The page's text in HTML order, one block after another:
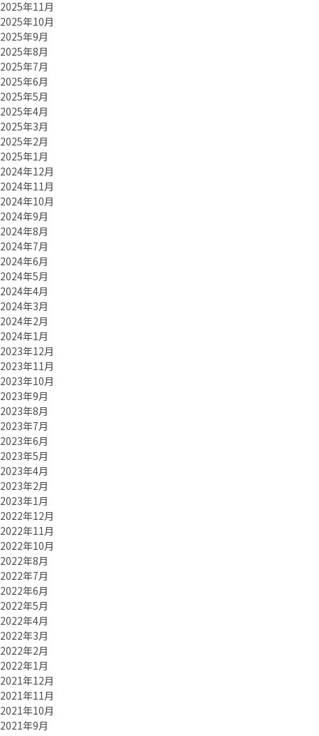
2025年11月
2025年10月
2025年9月
2025年8月
2025年7月
2025年6月
2025年5月
2025年4月
2025年3月
2025年2月
2025年1月
2024年12月
2024年11月
2024年10月
2024年9月
2024年8月
2024年7月
2024年6月
2024年5月
2024年4月
2024年3月
2024年2月
2024年1月
2023年12月
2023年11月
2023年10月
2023年9月
2023年8月
2023年7月
2023年6月
2023年5月
2023年4月
2023年2月
2023年1月
2022年12月
2022年11月
2022年10月
2022年8月
2022年7月
2022年6月
2022年5月
2022年4月
2022年3月
2022年2月
2022年1月
2021年12月
2021年11月
2021年10月
2021年9月